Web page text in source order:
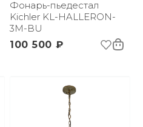
Фонарь-пьедестал
Kichler KL-HALLERON-
3M-BU
100 500 ₽